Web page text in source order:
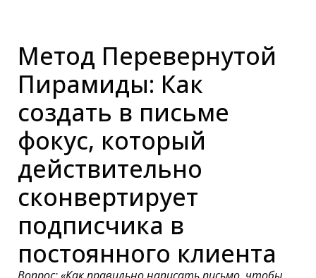
Метод Перевернутой
Пирамиды: Как
создать в письме
фокус, который
действительно
сконвертирует
подписчика в
постоянного клиента